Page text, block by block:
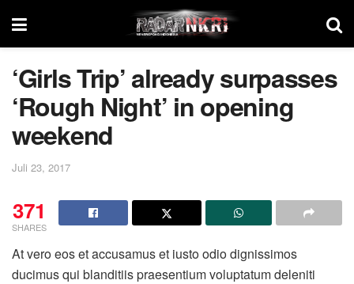
‘Girls Trip’ already surpasses
‘Rough Night’ in opening
weekend
Juli 23, 2017
371
SHARES
At vero eos et accusamus et iusto odio dignissimos
ducimus qui blanditiis praesentium voluptatum deleniti